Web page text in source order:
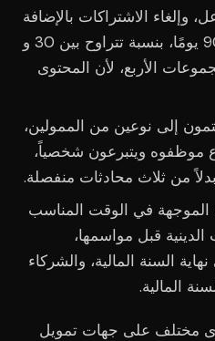
وإلغاء الاشتراكات بالإضافة
إلى عدم النشاط لمدة 90 يومًا، بنسبة تتراوح بين 30 و
الأربع، لأن المحتوى
إلى نوعين من الممولين،
ويتبرعون شخصياً،
من ثلاث محادثات منفصلة.
الموجهة في الوقت المناسب
قبل مواسمها،
السنة المالية، والشركاء
المالية.
مختلف على جهات تمويل